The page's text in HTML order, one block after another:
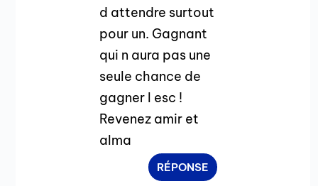
d attendre surtout
pour un. Gagnant
qui n aura pas une
seule chance de
gagner l esc !
Revenez amir et
alma
RÉPONSE